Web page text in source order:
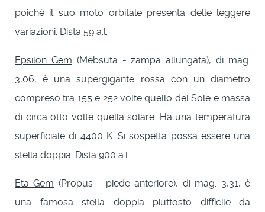
poiché il suo moto orbitale presenta delle leggere
variazioni. Dista 59 a.l.
Epsilon Gem (Mebsuta - zampa allungata), di mag.
3,06, è una supergigante rossa con un diametro
compreso tra 155 e 252 volte quello del Sole e massa
di circa otto volte quella solare. Ha una temperatura
superficiale di 4400 K. Si sospetta possa essere una
stella doppia. Dista 900 a.l.
Eta Gem (Propus - piede anteriore), di mag. 3,31, è
una famosa stella doppia piuttosto difficile da